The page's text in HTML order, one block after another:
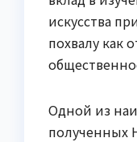
искусства
похвалу как
Одной из
полученных